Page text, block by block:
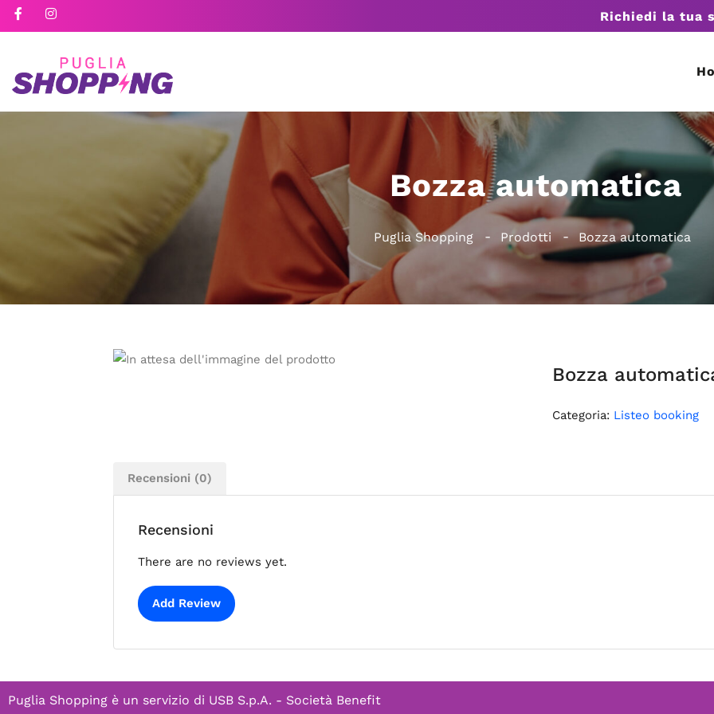
Richiedi la tua
Bozza automatica
Puglia Shopping Prodotti Bozza automatica
Bozza
Categoria: Listeo booking
Recensioni (0)
Recensioni
There are no reviews yet.
Add Review
Puglia Shopping è un servizio di USB S.p.A. - Società Benefit